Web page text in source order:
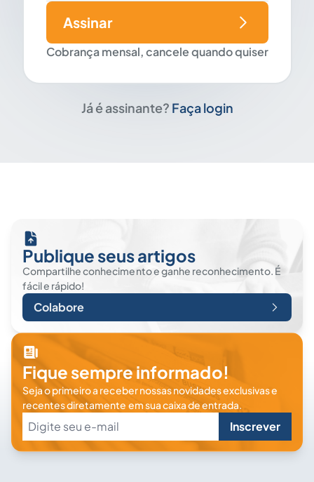
Cobrança mensal, cancele quando quiser
Assinar
Já é assinante? Faça login
Publique seus artigos
Compartilhe conhecimento e ganhe reconhecimento. É
fácil e rápido!
Colabore
Fique sempre informado!
Seja o primeiro a receber nossas novidades exclusivas e
recentes diretamente em sua caixa de entrada.
Inscrever